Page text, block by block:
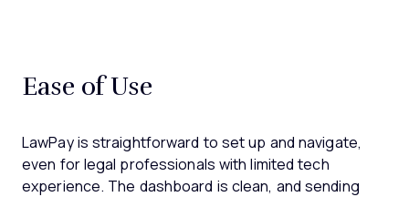
Ease of Use
LawPay is straightforward to set up and navigate,
even for legal professionals with limited tech
experience. The dashboard is clean, and sending